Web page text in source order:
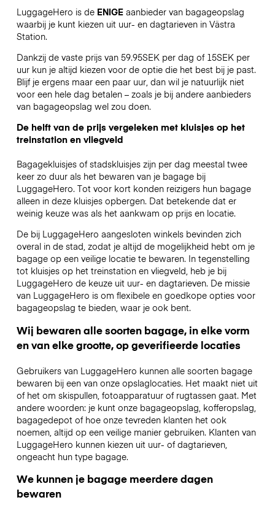
LuggageHero is de ENIGEaanbieder van bagageopslag
waarbij je kunt kiezen uit uur- en dagtarieven in Västra
Station.
Dankzij de vaste prijs van 59.95SEK per dag of 15SEK per
uur kun je altijd kiezen voor de optie die het best bij je past.
Blijf je ergens maar een paar uur, dan wil je natuurlijk niet
voor een hele dag betalen – zoals je bij andere aanbieders
van bagageopslag wel zou doen.
De helft van de prijs vergeleken met kluisjes op het
treinstation en vliegveld
Bagagekluisjes of stadskluisjes zijn per dag meestal twee
keer zo duur als het bewaren van je bagage bij
LuggageHero. Tot voor kort konden reizigers hun bagage
alleen in deze kluisjes opbergen. Dat betekende dat er
weinig keuze was als het aankwam op prijs en locatie.
De bij LuggageHero aangesloten winkels bevinden zich
overal in de stad, zodat je altijd de mogelijkheid hebt om je
bagage op een veilige locatie te bewaren. In tegenstelling
tot kluisjes op het treinstation en vliegveld, heb je bij
LuggageHero de keuze uit uur- en dagtarieven. De missie
van LuggageHero is om flexibele en goedkope opties voor
bagageopslag te bieden, waar je ook bent.
Wij bewaren alle soorten bagage, in elke vorm
en van elke grootte, op geverifieerde locaties
Gebruikers van LuggageHero kunnen alle soorten bagage
bewaren bij een van onze opslaglocaties. Het maakt niet uit
of het om skispullen, fotoapparatuur of rugtassen gaat. Met
andere woorden: je kunt onze bagageopslag, kofferopslag,
bagagedepot of hoe onze tevreden klanten het ook
noemen, altijd op een veilige manier gebruiken. Klanten van
LuggageHero kunnen kiezen uit uur- of dagtarieven,
ongeacht hun type bagage.
We kunnen je bagage meerdere dagen
bewaren